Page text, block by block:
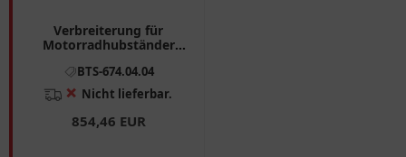
Verbreiterung für
Motorradhubständer
BTS-674.04.04
❌ Nicht lieferbar.
854,46 EUR